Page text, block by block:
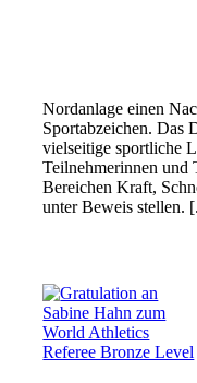
Nordanlage einen
Sportabzeichen. Das
vielseitige sportliche
Teilnehmerinnen und
Bereichen Kraft,
unter Beweis stellen.